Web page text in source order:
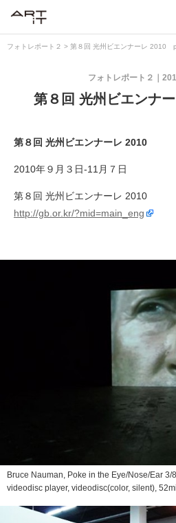
フォトレポート２ > 第８回 光州ビエンナーレ 2010
フォトレポート２
第８回 光州ビエンナ
第８回 光州ビエンナーレ 2010
2010年９月３日-11月７日
第８回 光州ビエンナーレ 2010
http://gb.or.kr/?mid=main_eng
Bruce Nauman, Poke in the Eye/Nose/Ear 3/
videodisc player, videodisc(color, silent),